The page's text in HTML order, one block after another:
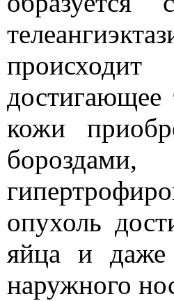
достигающее
кожи
опухоль
яйца и даже
наружного